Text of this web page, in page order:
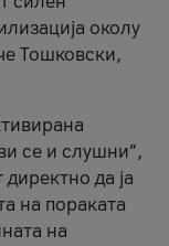
околу
Тошковски,
се и слушни”,
да ја
на пораката
на